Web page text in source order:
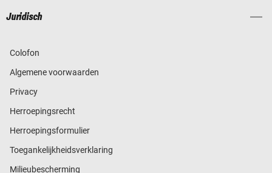
Juridisch
Colofon
Algemene voorwaarden
Privacy
Herroepingsrecht
Herroepingsformulier
Toegankelijkheidsverklaring
Milieubescherming